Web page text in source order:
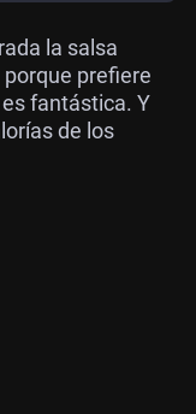
la salsa
porque prefiere
fantástica. Y
de los